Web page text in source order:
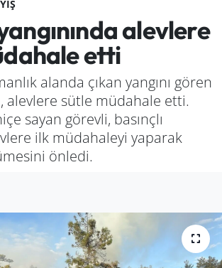
alevlere
etti
alanda çıkan yangını gören
alevlere sütle müdahale etti.
sayan görevli, basınçlı
ilk müdahaleyi yaparak
önledi.
Haberleri